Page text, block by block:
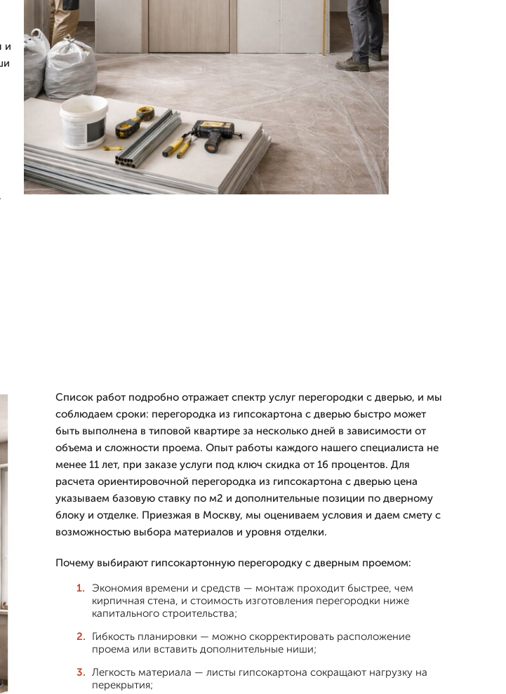
и
Список работ подробно отражает спектр услуг перегородки с дверью, и мы
соблюдаем сроки: перегородка из гипсокартона с дверью быстро может
быть выполнена в типовой квартире за несколько дней в зависимости от
объема и сложности проема. Опыт работы каждого нашего специалиста не
менее 11 лет, при заказе услуги под ключ скидка от 16 процентов. Для
расчета ориентировочной перегородка из гипсокартона с дверью цена
указываем базовую ставку по м2 и дополнительные позиции по дверному
блоку и отделке. Приезжая в Москву, мы оцениваем условия и даем смету с
возможностью выбора материалов и уровня отделки.
Почему выбирают гипсокартонную перегородку с дверным проемом:
Экономия времени и средств — монтаж проходит быстрее, чем
кирпичная стена, и стоимость изготовления перегородки ниже
капитального строительства;
Гибкость планировки — можно скорректировать расположение
проема или вставить дополнительные ниши;
Легкость материала — листы гипсокартона сокращают нагрузку на
перекрытия;